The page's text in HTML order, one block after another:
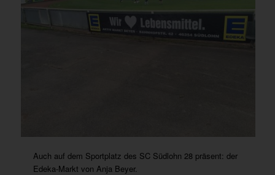
Auch auf dem Sportplatz des SC Südlohn 28 präsent: der
Edeka-Markt von Anja Beyer.